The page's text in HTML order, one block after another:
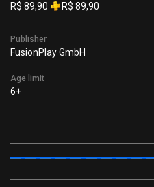
R$ 89,90 R$ 89,90
Publisher
FusionPlay GmbH
Age limit
6+